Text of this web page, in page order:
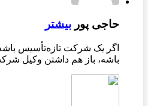
حاجی پور بیشتر
اگر یک شرکت تازه‌تأسیس
باشه، باز هم داشتن وکیل